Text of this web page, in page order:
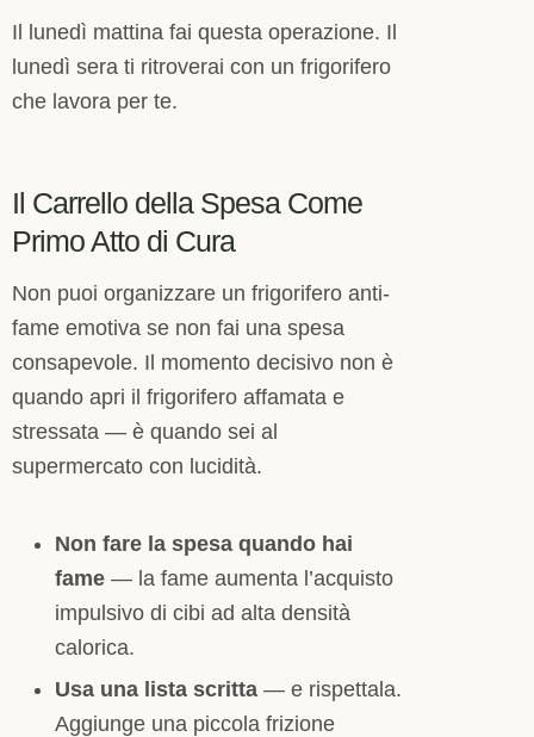
Il lunedì mattina fai questa operazione. Il
lunedì sera ti ritroverai con un frigorifero
che lavora per te.
Il Carrello della Spesa Come
Primo Atto di Cura
Non puoi organizzare un frigorifero anti-
fame emotiva se non fai una spesa
consapevole. Il momento decisivo non è
quando apri il frigorifero affamata e
stressata — è quando sei al
supermercato con lucidità.
Non fare la spesa quando hai
fame — la fame aumenta l’acquisto
impulsivo di cibi ad alta densità
calorica.
Usa una lista scritta — e rispettala.
Aggiunge una piccola frizione